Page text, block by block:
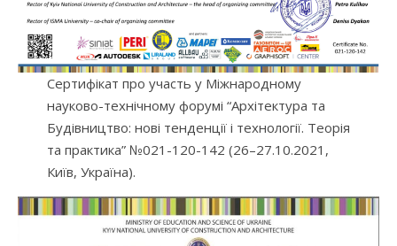
Сертифікат про участь у Міжнародному
науково-технічному форумі “Архітектура та
Будівництво: нові тенденції і технології. Теорія
та практика” №021-120-142 (26–27.10.2021,
Київ, Україна).